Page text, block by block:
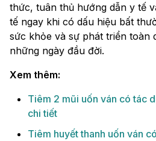
thức, tuân thủ hướng dẫn y tế
tế ngay khi có dấu hiệu bất
sức khỏe và sự phát triển toàn
những ngày đầu đời.
Xem thêm:
Tiêm 2 mũi uốn ván có tác
chi tiết
Tiêm huyết thanh uốn ván